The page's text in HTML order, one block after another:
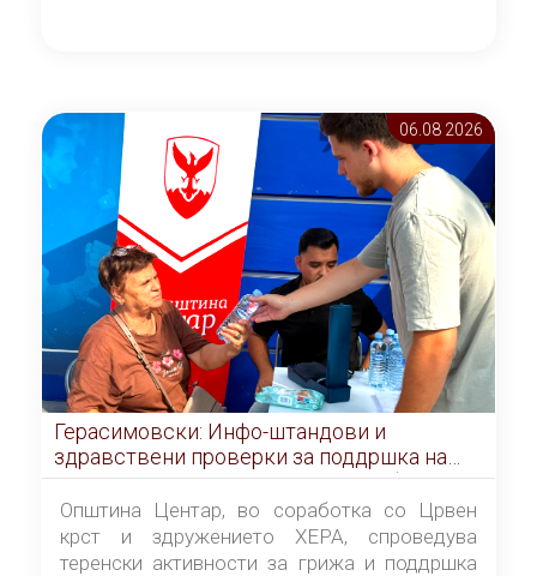
06.08 2026
Герасимовски: Инфо-штандови и
здравствени проверки за поддршка на
граѓаните во услови на топлотен бран
Општина Центар, во соработка со Црвен
крст и здружението ХЕРА, спроведува
теренски активности за грижа и поддршка